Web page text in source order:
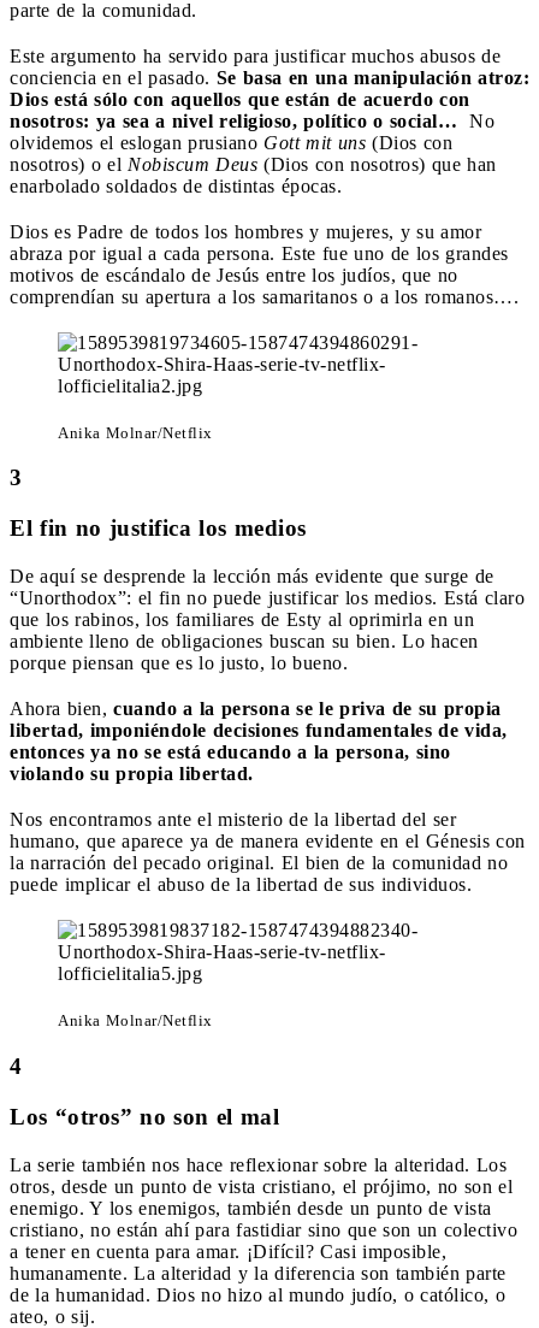
parte de la comunidad.
Este argumento ha servido para justificar muchos abusos de
conciencia en el pasado. Se basa en una manipulación atroz:
Dios está sólo con aquellos que están de acuerdo con
nosotros: ya sea a nivel religioso, político o social… No
olvidemos el eslogan prusiano Gott mit uns (Dios con
nosotros) o el Nobiscum Deus (Dios con nosotros) que han
enarbolado soldados de distintas épocas.
Dios es Padre de todos los hombres y mujeres, y su amor
abraza por igual a cada persona. Este fue uno de los grandes
motivos de escándalo de Jesús entre los judíos, que no
comprendían su apertura a los samaritanos o a los romanos….
Anika Molnar/Netflix
3
El fin no justifica los medios
De aquí se desprende la lección más evidente que surge de
“Unorthodox”: el fin no puede justificar los medios. Está claro
que los rabinos, los familiares de Esty al oprimirla en un
ambiente lleno de obligaciones buscan su bien. Lo hacen
porque piensan que es lo justo, lo bueno.
Ahora bien, cuando a la persona se le priva de su propia
libertad, imponiéndole decisiones fundamentales de vida,
entonces ya no se está educando a la persona, sino
violando su propia libertad.
Nos encontramos ante el misterio de la libertad del ser
humano, que aparece ya de manera evidente en el Génesis con
la narración del pecado original. El bien de la comunidad no
puede implicar el abuso de la libertad de sus individuos.
Anika Molnar/Netflix
4
Los “otros” no son el mal
La serie también nos hace reflexionar sobre la alteridad. Los
otros, desde un punto de vista cristiano, el prójimo, no son el
enemigo. Y los enemigos, también desde un punto de vista
cristiano, no están ahí para fastidiar sino que son un colectivo
a tener en cuenta para amar. ¡Difícil? Casi imposible,
humanamente. La alteridad y la diferencia son también parte
de la humanidad. Dios no hizo al mundo judío, o católico, o
ateo, o sij.